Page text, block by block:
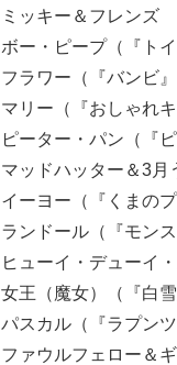
ミッキー＆フレンズ
ボー・ピープ（『ト
フラワー（『バンビ』
マリー（『おしゃれ
ピーター・パン（『
マッドハッター＆3月
イーヨー（『くまの
ランドール（『モン
ヒューイ・デューイ
女王（魔女）（『白雪
パスカル（『ラプンツ
ファウルフェロー＆